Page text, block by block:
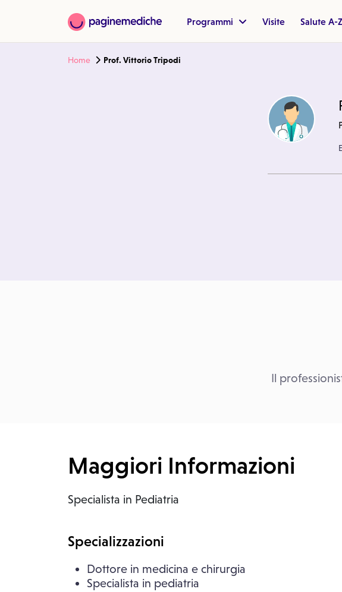
Programmi Visite Salute A-Z
Home Prof. Vittorio Tripodi
Il
Maggiori Informazioni
Specialista in Pediatria
Specializzazioni
Dottore in medicina e chirurgia
Specialista in pediatria